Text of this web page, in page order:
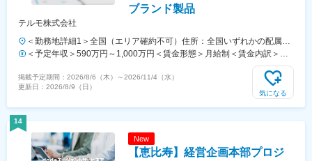
ブランド製品
テルモ株式会社
＜勤務地詳細1＞全国（エリア確約不可）住所：全国いずれかの配属と
なります。 受動喫煙対策：敷地内喫煙可能場所あり＜勤務地詳細2＞虎
ノ門ヒルズステーションタワー住所：東京都港区虎ノ門２丁目６－１
虎ノ門ヒルズ ステーションタワー 受動喫煙対策：敷地内喫煙可能場所
あり変更の範囲：会社の定める事業所（リモートワーク含む）
＜予定年収＞590万円～1,000万円＜賃金形態＞月給制＜賃金内訳＞月
額（基本給）：279,000円～534,000円＜月給＞279,000円～534,000円
＜昇給有無＞有＜残業手当＞有＜給与補足＞※経験、能力等を考慮し同
社規定により決定■営業日当あり■賞与あり（年2回）■昇給・昇格あり
掲載予定期間： 2026/8/6（木） ～2026/11/4（水）
更新日： 2026/8/9（日）
気になる
14
New
【恵比寿】経営企画本部プロジ